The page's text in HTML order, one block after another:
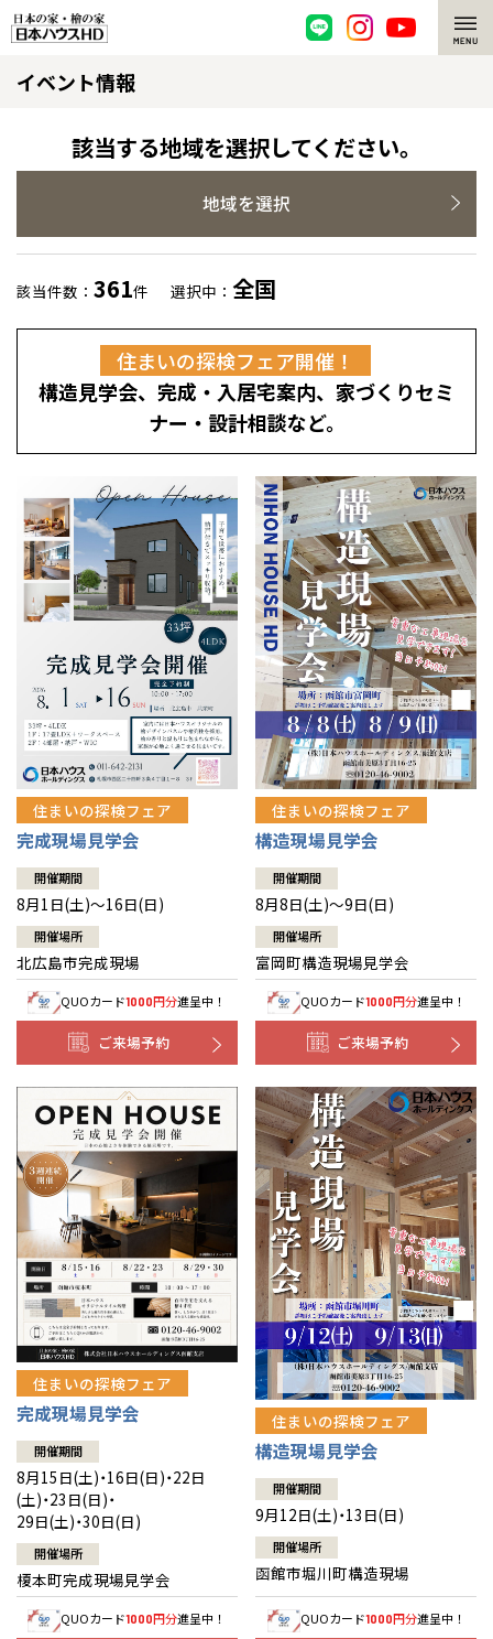
脱炭素・檜の家
環境にやさしい、脱炭素社会の住宅
耐震構造
高耐久住宅
高断熱・高気密の家
エネルギー自給自足
感謝訪問・長期保証
直営工事
1メーターモジュール
冷暖房標準装備
24時間対応コールセンター
デザイン賞各種受賞
セントラルヒーティング
選ばれる理由
檜の魅力 トップ
檜と日本人
1000年を超えて生きる檜
知られざる檜の効果・作用
理想の木材「檜」
注文住宅
グレートステージ
平屋の家
外観・インテリア集
暮らし方提案
住まいのコラム
住まいのお手入れ集
リフォーム トップ
選ばれる理由
リフォームの流れ
介護保険利用で快適リフォーム
賃貸併用住宅のメリット
安心のサポートシステム
展示場案内
分譲住宅・土地
分譲マンション
分譲マンション トップ
ワザックとは
高い信頼性
安心の管理体制
ギャラリー
会社情報
会社情報 トップ
ニュースリリース
代表ごあいさつ
企業理念
会社概要
事業部紹介
IR情報
木材調達指針
グループ会社紹介
CMギャラリー
採用情報
お問い合わせ
会員サイト
イベント情報
該当する地域を選択してください。
地域を選択
該当件数： 361件 選択中： 全国
住まいの探検フェア開催！
構造見学会、完成・入居宅案内、家づくりセミ
ナー・設計相談など。
住まいの探検フェア
完成現場見学会
開催期間
8月1日(土)～16日(日)
開催場所
北広島市完成現場
QUOカード1000円分進呈中！
ご来場予約
住まいの探検フェア
構造現場見学会
開催期間
8月8日(土)～9日(日)
開催場所
富岡町構造現場見学会
QUOカード1000円分進呈中！
ご来場予約
住まいの探検フェア
完成現場見学会
開催期間
8月15日(土)・16日(日)・22日
(土)・23日(日)・
29日(土)・30日(日)
開催場所
榎本町完成現場見学会
QUOカード1000円分進呈中！
住まいの探検フェア
構造現場見学会
開催期間
9月12日(土)・13日(日)
開催場所
函館市堀川町構造現場
QUOカード1000円分進呈中！